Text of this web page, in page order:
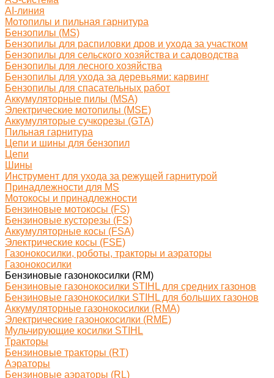
AI-линия
Мотопилы и пильная гарнитура
Бензопилы (MS)
Бензопилы для распиловки дров и ухода за участком
Бензопилы для сельского хозяйства и садоводства
Бензопилы для лесного хозяйства
Бензопилы для ухода за деревьями: карвинг
Бензопилы для спасательных работ
Аккумуляторные пилы (MSA)
Электрические мотопилы (MSE)
Аккумуляторые сучкорезы (GTA)
Пильная гарнитура
Цепи и шины для бензопил
Цепи
Шины
Инструмент для ухода за режущей гарнитурой
Принадлежности для MS
Мотокосы и принадлежности
Бензиновые мотокосы (FS)
Бензиновые кусторезы (FS)
Аккумуляторные косы (FSA)
Электрические косы (FSE)
Газонокосилки, роботы, тракторы и аэраторы
Газонокосилки
Бензиновые газонокосилки (RM)
Бензиновые газонокосилки STIHL для средних газонов
Бензиновые газонокосилки STIHL для больших газонов
Аккумуляторные газонокосилки (RMA)
Электрические газонокосилки (RME)
Мульчирующие косилки STIHL
Тракторы
Бензиновые тракторы (RT)
Аэраторы
Бензиновые аэраторы (RL)